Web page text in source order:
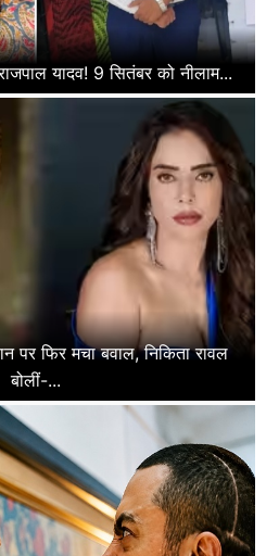
यादव! 9 सितंबर को नीलाम...
पर फिर मचा बवाल, निकिता रावल
बोलीं-...